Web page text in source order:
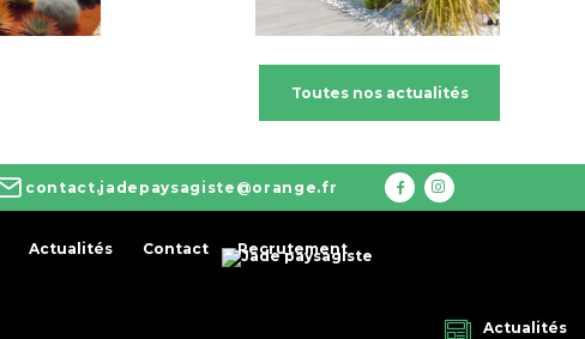
Toutes nos actualités
contact.jadepaysagiste@orange.fr
Actualités Contact Recrutement
Actualités